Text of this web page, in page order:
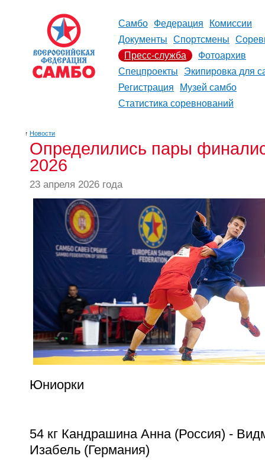
Самбо Федерация
Комиссии
Документы
Спортсмены
Пресс-служба
Фотоархив
Спецпроекты
Экипировка для
Регистрация
Музей самбо
Статистика соревнований
↑ Новости
Определились пары
2026
23 апреля 2026 года
Юниорки
54 кг Кандрашина Анна (Россия) -
Изабель (Германия)